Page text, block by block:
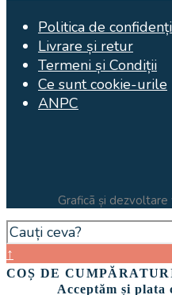
Politica de
Livrare și retur
Termeni și Condiții
Ce sunt cookie-urile
ANPC
Graficã și
Search
for:
Close
Search
↑
COȘ DE
Acceptăm și plata